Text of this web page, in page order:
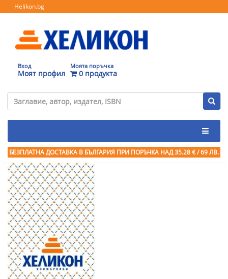
Helikon.bg
Вход
Моят профил
Моята поръчка
0 продукта
БЕЗПЛАТНА ДОСТАВКА В БЪЛГАРИЯ ПРИ ПОРЪЧКА НАД 35.28 € / 69 ЛВ.